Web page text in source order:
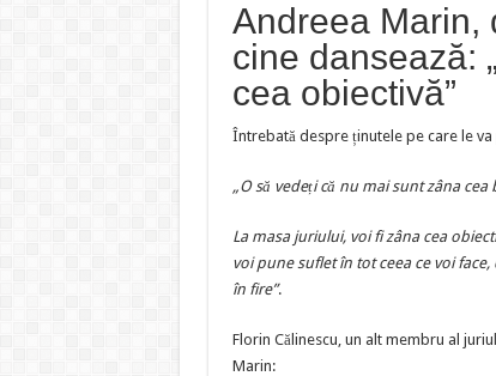
Andreea Marin,
cine dansează:
cea obiectivă”
Întrebată despre ținutele pe care le
„O să vedeți că nu mai sunt zâna
La masa juriului, voi fi zâna cea
voi pune suflet în tot ceea ce voi
în fire”.
Florin Călinescu, un alt membru al
Marin: